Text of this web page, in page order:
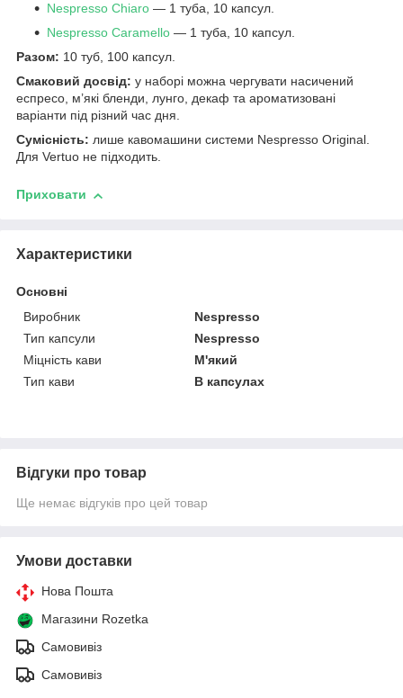
Nespresso Chiaro — 1 туба, 10 капсул.
Nespresso Caramello — 1 туба, 10 капсул.
Разом: 10 туб, 100 капсул.
Смаковий досвід: у наборі можна чергувати насичений
еспресо, м’які бленди, лунго, декаф та ароматизовані
варіанти під різний час дня.
Сумісність: лише кавомашини системи Nespresso Original.
Для Vertuo не підходить.
Приховати
Характеристики
Основні
Виробник
Nespresso
Тип капсули
Nespresso
Міцність кави
М'який
Тип кави
В капсулах
Відгуки про товар
Ще немає відгуків про цей товар
Умови доставки
Нова Пошта
Магазини Rozetka
Самовивіз
Самовивіз